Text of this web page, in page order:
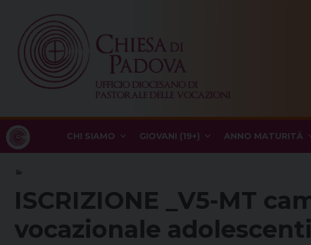
content
CHI SIAMO GIOVANI (19+) ANNO MATURITÀ
ISCRIZIONE _V5-MT
vocazionale adolescenti